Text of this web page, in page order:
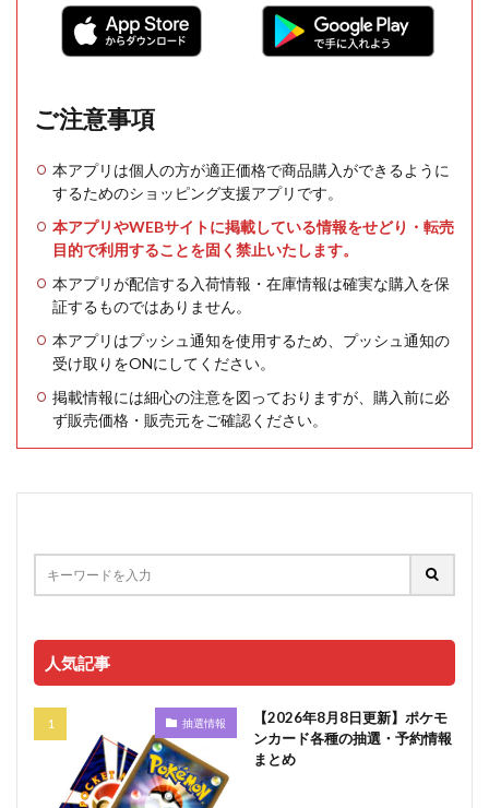
ご注意事項
本アプリは個人の方が適正価格で商品購入ができるように
するためのショッピング支援アプリです。
本アプリやWEBサイトに掲載している情報をせどり・転売
目的で利用することを固く禁止いたします。
本アプリが配信する入荷情報・在庫情報は確実な購入を保
証するものではありません。
本アプリはプッシュ通知を使用するため、プッシュ通知の
受け取りをONにしてください。
掲載情報には細心の注意を図っておりますが、購入前に必
ず販売価格・販売元をご確認ください。
人気記事
抽選情報
【2026年8月8日更新】ポケモ
ンカード各種の抽選・予約情報
まとめ